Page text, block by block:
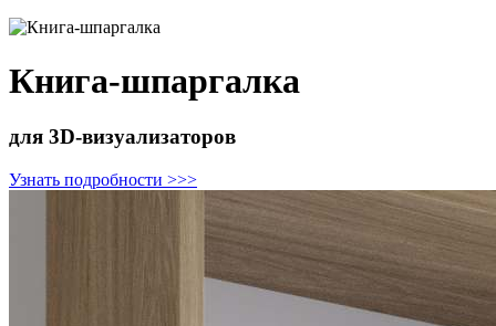
Книга-шпаргалка
для 3D-визуализаторов
Узнать подробности >>>